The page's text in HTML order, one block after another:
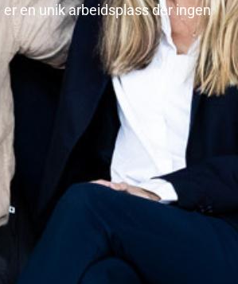
er en unik arbeidsplass der ingen